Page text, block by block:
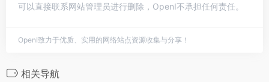
可以直接联系网站管理员进行删除，OpenI不承担任何责任。
OpenI致力于优质、实用的网络站点资源收集与分享！
相关导航